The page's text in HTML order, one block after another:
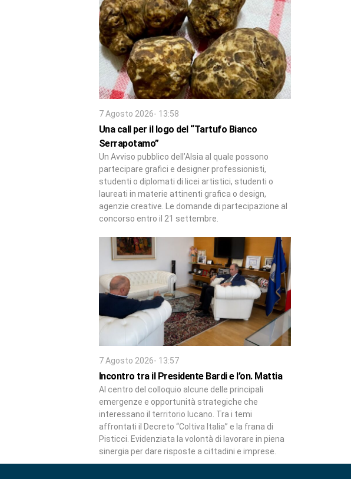
7 Agosto 2026- 13:58
Una call per il logo del “Tartufo Bianco
Serrapotamo”
Un Avviso pubblico dell’Alsia al quale possono
partecipare grafici e designer professionisti,
studenti o diplomati di licei artistici, studenti o
laureati in materie attinenti grafica o design,
agenzie creative. Le domande di partecipazione al
concorso entro il 21 settembre.
7 Agosto 2026- 13:57
Incontro tra il Presidente Bardi e l’on. Mattia
Al centro del colloquio alcune delle principali
emergenze e opportunità strategiche che
interessano il territorio lucano. Tra i temi
affrontati il Decreto “Coltiva Italia” e la frana di
Pisticci. Evidenziata la volontà di lavorare in piena
sinergia per dare risposte a cittadini e imprese.